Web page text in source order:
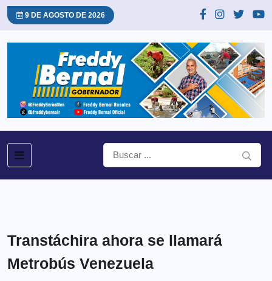
9 DE AGOSTO DE 2026
Transtáchira ahora se llamará
Metrobús Venezuela